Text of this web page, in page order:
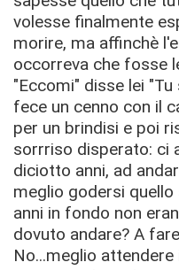
volesse finalmente
morire, ma affinchè
occorreva che fosse
"Eccomi" disse lei
fece un cenno con il
per un brindisi e poi
sorrriso disperato: ci
diciotto anni, ad
meglio godersi
anni in fondo non
dovuto andare? A
No...meglio